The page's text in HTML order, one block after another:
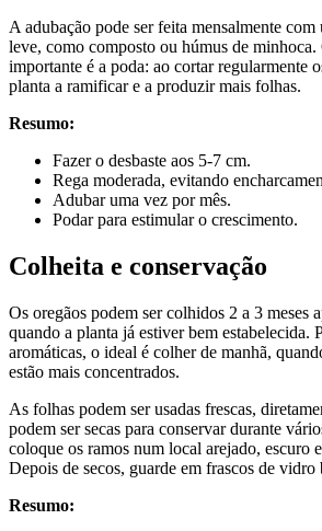
A adubação pode ser feita mensalmente
leve, como composto ou húmus de
importante é a poda: ao cortar regularmente
planta a ramificar e a produzir mais folhas.
Resumo:
Fazer o desbaste aos 5-7 cm.
Rega moderada, evitando
Adubar uma vez por mês.
Podar para estimular o crescimento.
Colheita e conservação
Os oregãos podem ser colhidos 2 a 3 meses
quando a planta já estiver bem estabelecida.
aromáticas, o ideal é colher de manhã,
estão mais concentrados.
As folhas podem ser usadas frescas,
podem ser secas para conservar durante
coloque os ramos num local arejado, escuro
Depois de secos, guarde em frascos de vidro
Resumo: